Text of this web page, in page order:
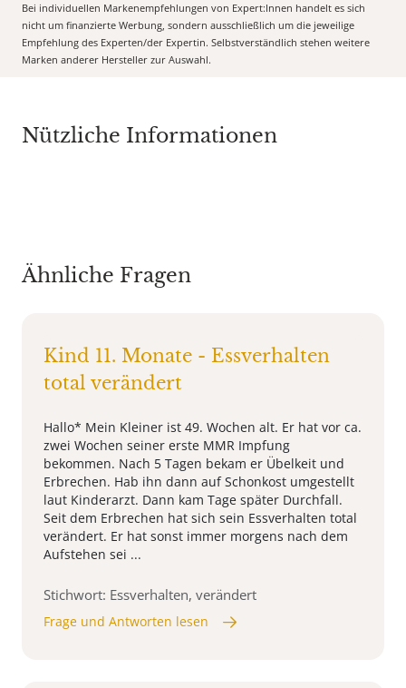
Bei individuellen Markenempfehlungen von Expert:Innen handelt es sich
nicht um finanzierte Werbung, sondern ausschließlich um die jeweilige
Empfehlung des Experten/der Expertin. Selbstverständlich stehen weitere
Marken anderer Hersteller zur Auswahl.
Nützliche Informationen
Ähnliche Fragen
Kind 11. Monate - Essverhalten
total verändert
Hallo* Mein Kleiner ist 49. Wochen alt. Er hat vor ca.
zwei Wochen seiner erste MMR Impfung
bekommen. Nach 5 Tagen bekam er Übelkeit und
Erbrechen. Hab ihn dann auf Schonkost umgestellt
laut Kinderarzt. Dann kam Tage später Durchfall.
Seit dem Erbrechen hat sich sein Essverhalten total
verändert. Er hat sonst immer morgens nach dem
Aufstehen sei ...
Stichwort: Essverhalten, verändert
Frage und Antworten lesen